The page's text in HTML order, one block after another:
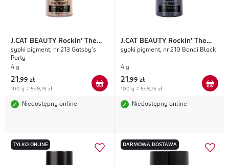
J.CAT BEAUTY Rockin' The
Night!
sypki pigment, nr 213 Gatsby's
Party
4 g
21 ,99 zł
100 g = 549,75 zł
Niedostępny online
J.CAT BEAUTY Rockin' The
Night!
sypki pigment, nr 210 Bondi Black
4 g
21 ,99 zł
100 g = 549,75 zł
Niedostępny online
TYLKO ONLINE DARMOWA DOSTAWA